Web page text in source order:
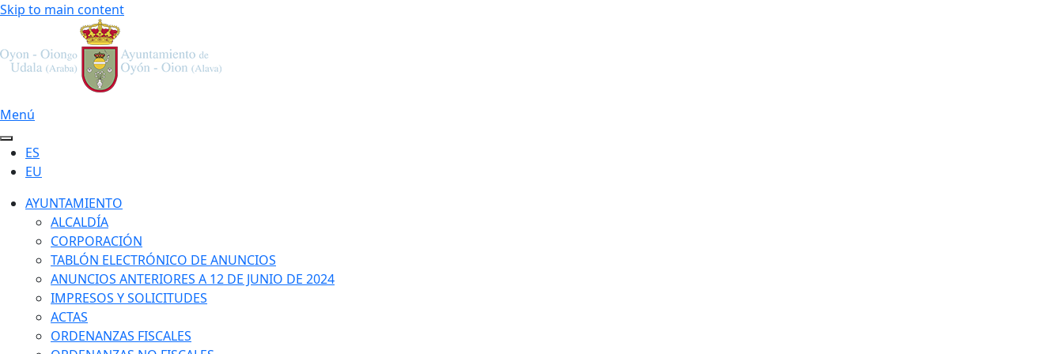
Skip to main content
Menú
ES
EU
AYUNTAMIENTO
ALCALDÍA
CORPORACIÓN
TABLÓN ELECTRÓNICO DE ANUNCIOS
ANUNCIOS ANTERIORES A 12 DE JUNIO DE 2024
IMPRESOS Y SOLICITUDES
ACTAS
ORDENANZAS FISCALES